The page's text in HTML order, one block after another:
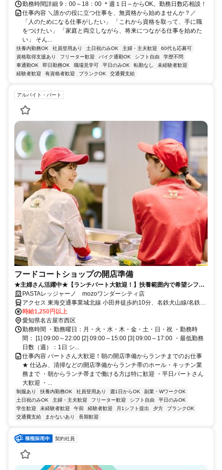
勤務時間詳細 9：00～18：00 ＊週１日～からOK。勤務日数応相談！
仕事内容 ＼誰かの役に立つ仕事を、無資格から始めませんか？／
「人のためになる仕事がしたい」 「これから資格を取って、手に職
をつけたい」 「家庭と両立しながら、将来につながる仕事を始めた
い」 そん...
扶養内勤務OK 社員登用あり 土日祝のみOK 主婦・主夫歓迎
60代も応募可
資格取得支援あり
フリーター歓迎 バイク通勤OK シフト自由
学歴不問
車通勤OK
即日勤務OK 職場見学可 平日のみOK 転勤なし
未経験者歓迎
経験者歓迎
有資格者歓迎 ブランクOK 交通費支給
アルバイト・パート
フードコートショップの開店準備
★主婦さん活躍中★【ランチパート大歓迎！】扶養範囲内で希望シフト
で働けます！
PASTAレッジャーノ mozoワンダーシティ店
アクセス 東海交通事業城北線 小田井徒歩約10分、名鉄犬山線/名鉄名
古屋本線 上小田井北口徒歩約10分、名古屋市営鶴舞線 上小田井北口
徒歩約10分 「上小田井駅」「小田井駅」より徒歩12分【受動喫煙防
止措置】敷地内禁煙 （喫煙所/勤務地により異なる）
時給1,250円以上
愛知県名古屋市西区
勤務時間 ・勤務曜日：月・火・水・木・金・土・日・祝 ・勤務時
間： [1] 09:00～22:00 [2] 09:00～15:00 [3] 09:00～17:00 ・最低勤務
日数（週）：1日 シ...
仕事内容 パートさん大歓迎！朝の開店準備からランチまでのお仕事
★ 仕込み、清掃などの開店準備からランチ帯のホール・キッチン業
務まで ・朝からランチ帯まで働ける方は特に歓迎 ・平日パートさん
大歓迎 ・...
制服あり 扶養内勤務OK 社員登用あり 週1日からOK
副業・WワークOK
土日祝のみOK
主婦・主夫歓迎 フリーター歓迎 シフト自由
平日のみOK
学生歓迎
未経験者歓迎 午前 経験者歓迎 月1シフト提出 夕方
ブランクOK
交通費支給
まかないあり 長期歓迎
契約社員